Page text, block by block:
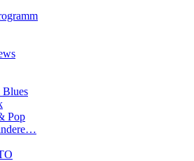
Blues
Pop